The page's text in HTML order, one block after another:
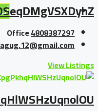
Office4808387297
View Listings